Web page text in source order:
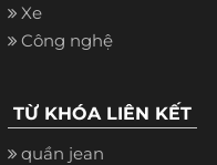
Xe
Công nghệ
TỪ KHÓA LIÊN KẾT
quần jean